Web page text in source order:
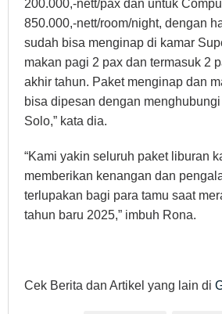
200.000,-nett/pax dan untuk
850.000,-nett/room/night, dengan
sudah bisa menginap di kamar
makan pagi 2 pax dan termasuk 2
akhir tahun. Paket menginap dan
bisa dipesan dengan
Solo,” kata dia.
“Kami yakin seluruh paket liburan
memberikan kenangan dan
terlupakan bagi para tamu saat
tahun baru 2025,” imbuh Rona.
Cek Berita dan Artikel yang lain di